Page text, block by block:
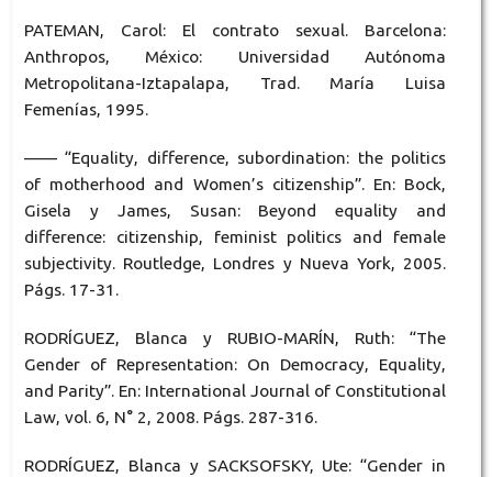
PATEMAN, Carol: El contrato sexual. Barcelona:
Anthropos, México: Universidad Autónoma
Metropolitana-Iztapalapa, Trad. María Luisa
Femenías, 1995.
—— “Equality, difference, subordination: the politics
of motherhood and Women’s citizenship”. En: Bock,
Gisela y James, Susan: Beyond equality and
difference: citizenship, feminist politics and female
subjectivity. Routledge, Londres y Nueva York, 2005.
Págs. 17-31.
RODRÍGUEZ, Blanca y RUBIO-MARÍN, Ruth: “The
Gender of Representation: On Democracy, Equality,
and Parity”. En: International Journal of Constitutional
Law, vol. 6, N° 2, 2008. Págs. 287-316.
RODRÍGUEZ, Blanca y SACKSOFSKY, Ute: “Gender in